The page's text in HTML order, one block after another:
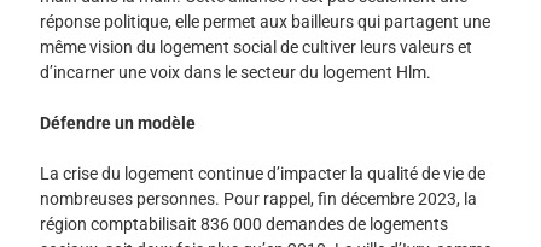
réponse politique, elle permet aux bailleurs qui partagent une
même vision du logement social de cultiver leurs valeurs et
d’incarner une voix dans le secteur du logement Hlm.
Défendre un modèle
La crise du logement continue d’impacter la qualité de vie de
nombreuses personnes. Pour rappel, fin décembre 2023, la
région comptabilisait 836 000 demandes de logements